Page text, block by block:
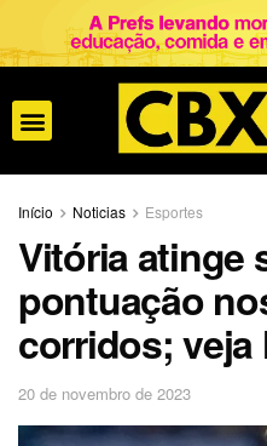
Início Noticias Esportes
Vitória atinge
pontuação
corridos;
20 de novembro de 2023